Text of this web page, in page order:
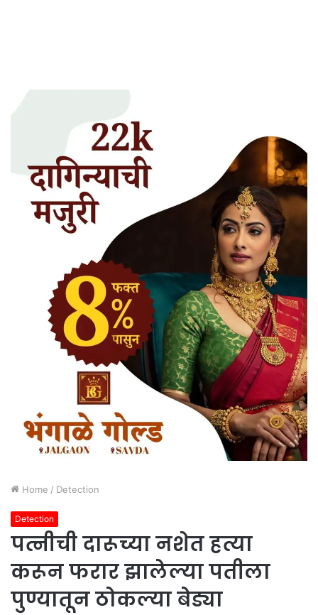
Home / Detection
Detection
पत्नीची दारूच्या नशेत हत्या
करून फरार झालेल्या पतीला
पुण्यातून ठोकल्या बेड्या